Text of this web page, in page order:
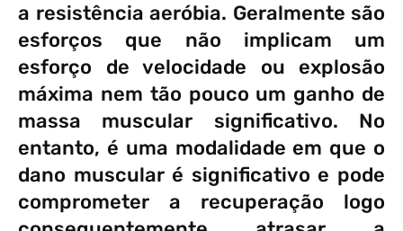
a resistência aeróbia. Geralmente são
esforços que não implicam um
esforço de velocidade ou explosão
máxima nem tão pouco um ganho de
massa muscular significativo. No
entanto, é uma modalidade em que o
dano muscular é significativo e pode
comprometer a recuperação logo